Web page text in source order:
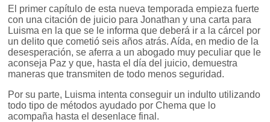
El primer capítulo de esta nueva temporada empieza fuerte
con una citación de juicio para Jonathan y una carta para
Luisma en la que se le informa que deberá ir a la cárcel por
un delito que cometió seis años atrás. Aída, en medio de la
desesperación, se aferra a un abogado muy peculiar que le
aconseja Paz y que, hasta el día del juicio, demuestra
maneras que transmiten de todo menos seguridad.
Por su parte, Luisma intenta conseguir un indulto utilizando
todo tipo de métodos ayudado por Chema que lo
acompaña hasta el desenlace final.